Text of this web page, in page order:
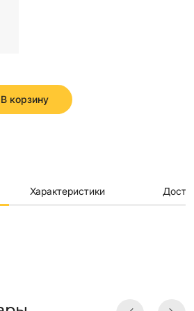
В корзину
Характеристики